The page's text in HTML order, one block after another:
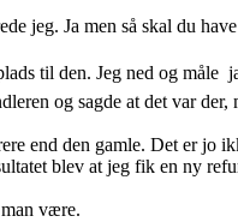
jeg. Ja men så skal du
til den. Jeg ned og måle 
og sagde at det var der,
end den gamle. Det er jo
blev at jeg fik en ny
være.